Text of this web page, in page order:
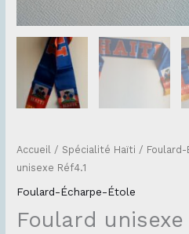
Accueil / Spécialité Haïti /
unisexe Réf4.1
Foulard-Écharpe-Étole
Foulard unisexe